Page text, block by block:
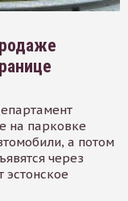
на парковке
а потом
через
эстонское